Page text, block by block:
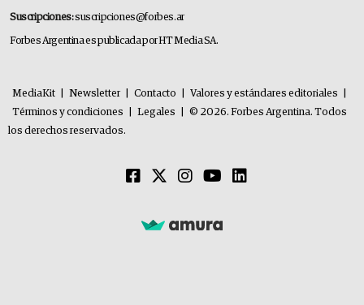
Suscripciones:suscripciones@forbes.ar
Forbes Argentina es publicada por HT Media SA.
MediaKit Newsletter Contacto Valores y estándares editoriales
Términos y condiciones
Legales
© 2026. Forbes Argentina. Todos
los derechos reservados.